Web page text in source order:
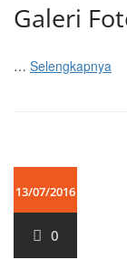
Galeri
… Selengkapnya
13/07/2016
0